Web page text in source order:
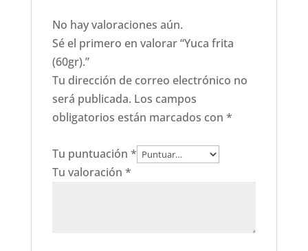
No hay valoraciones aún.
Sé el primero en valorar “Yuca frita
(60gr).”
Tu dirección de correo electrónico no
será publicada. Los campos
obligatorios están marcados con *
Tu puntuación *
Tu valoración *